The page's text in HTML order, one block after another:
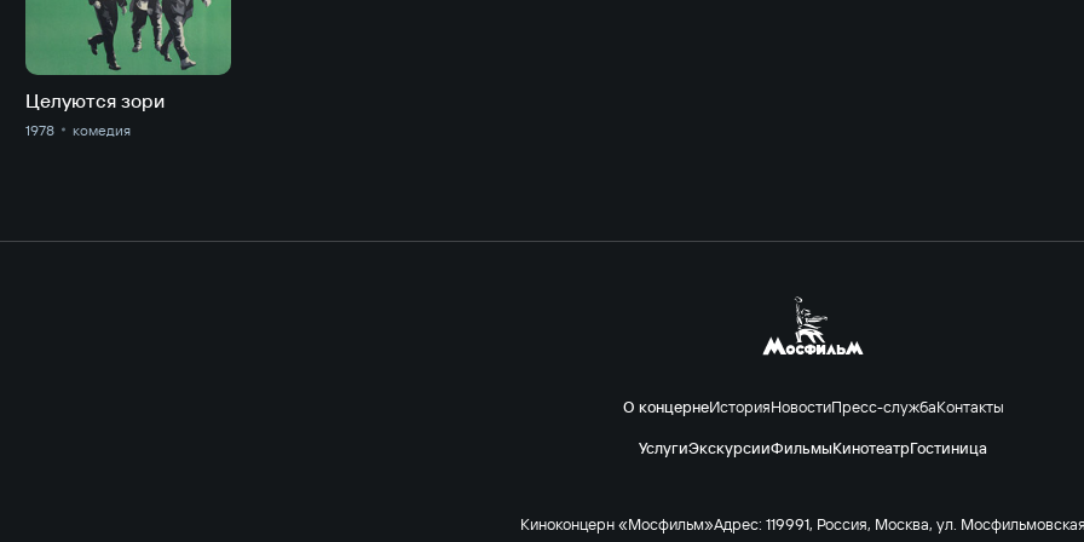
Целуются зори
1978 комедия
О концернеИсторияНовостиПресс-службаКонтакты
УслугиЭкскурсииФильмыКинотеатрГостиница
Киноконцерн «Мосфильм»Адрес: 119991, Россия, Москва, ул.